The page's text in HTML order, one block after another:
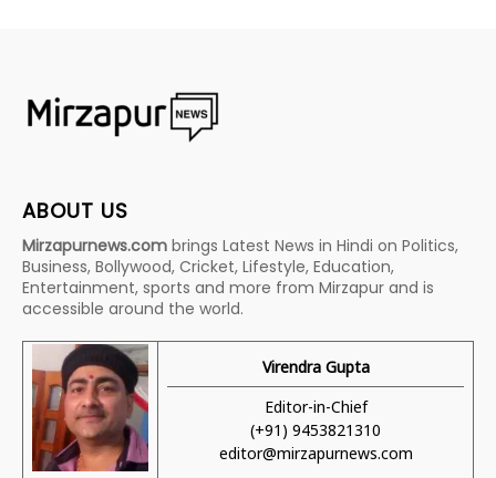
ABOUT US
Mirzapurnews.com brings Latest News in Hindi on Politics,
Business, Bollywood, Cricket, Lifestyle, Education,
Entertainment, sports and more from Mirzapur and is
accessible around the world.
Virendra Gupta
Editor-in-Chief
(+91) 9453821310
editor@mirzapurnews.com